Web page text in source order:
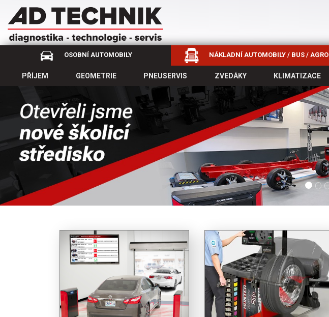
OSOBNÍ AUTOMOBILY NÁKLADNÍ AUTOMOBILY / BUS / AGRO
PŘÍJEM GEOMETRIE PNEUSERVIS ZVEDÁKY KLIMATIZACE